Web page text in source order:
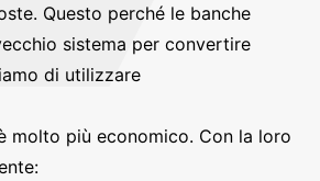
Questo perché le banche
sistema per convertire
di utilizzare
molto più economico. Con la loro